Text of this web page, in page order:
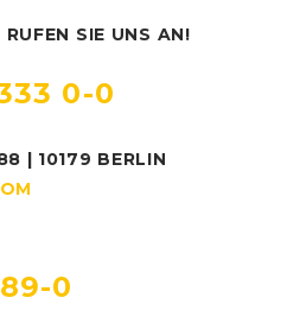
SIE UNS AN!
0-0
| 10179 BERLIN
0